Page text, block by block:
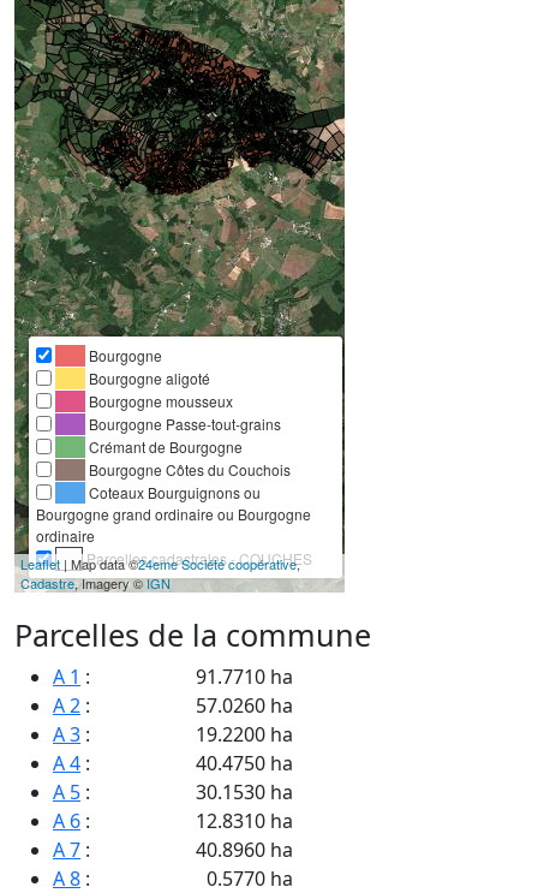
Bourgogne
Bourgogne aligoté
Bourgogne mousseux
Bourgogne Passe-tout-grains
Crémant de Bourgogne
Bourgogne Côtes du Couchois
Coteaux Bourguignons ou
Bourgogne grand ordinaire ou Bourgogne
ordinaire
Parcelles cadastrales - COUCHES
Leaflet | Map data ©24eme Société coopérative,
Cadastre, Imagery ©IGN
Parcelles de la commune
A 1 :
91.7710 ha
A 2 :
57.0260 ha
A 3 :
19.2200 ha
A 4 :
40.4750 ha
A 5 :
30.1530 ha
A 6 :
12.8310 ha
A 7 :
40.8960 ha
A 8 :
0.5770 ha